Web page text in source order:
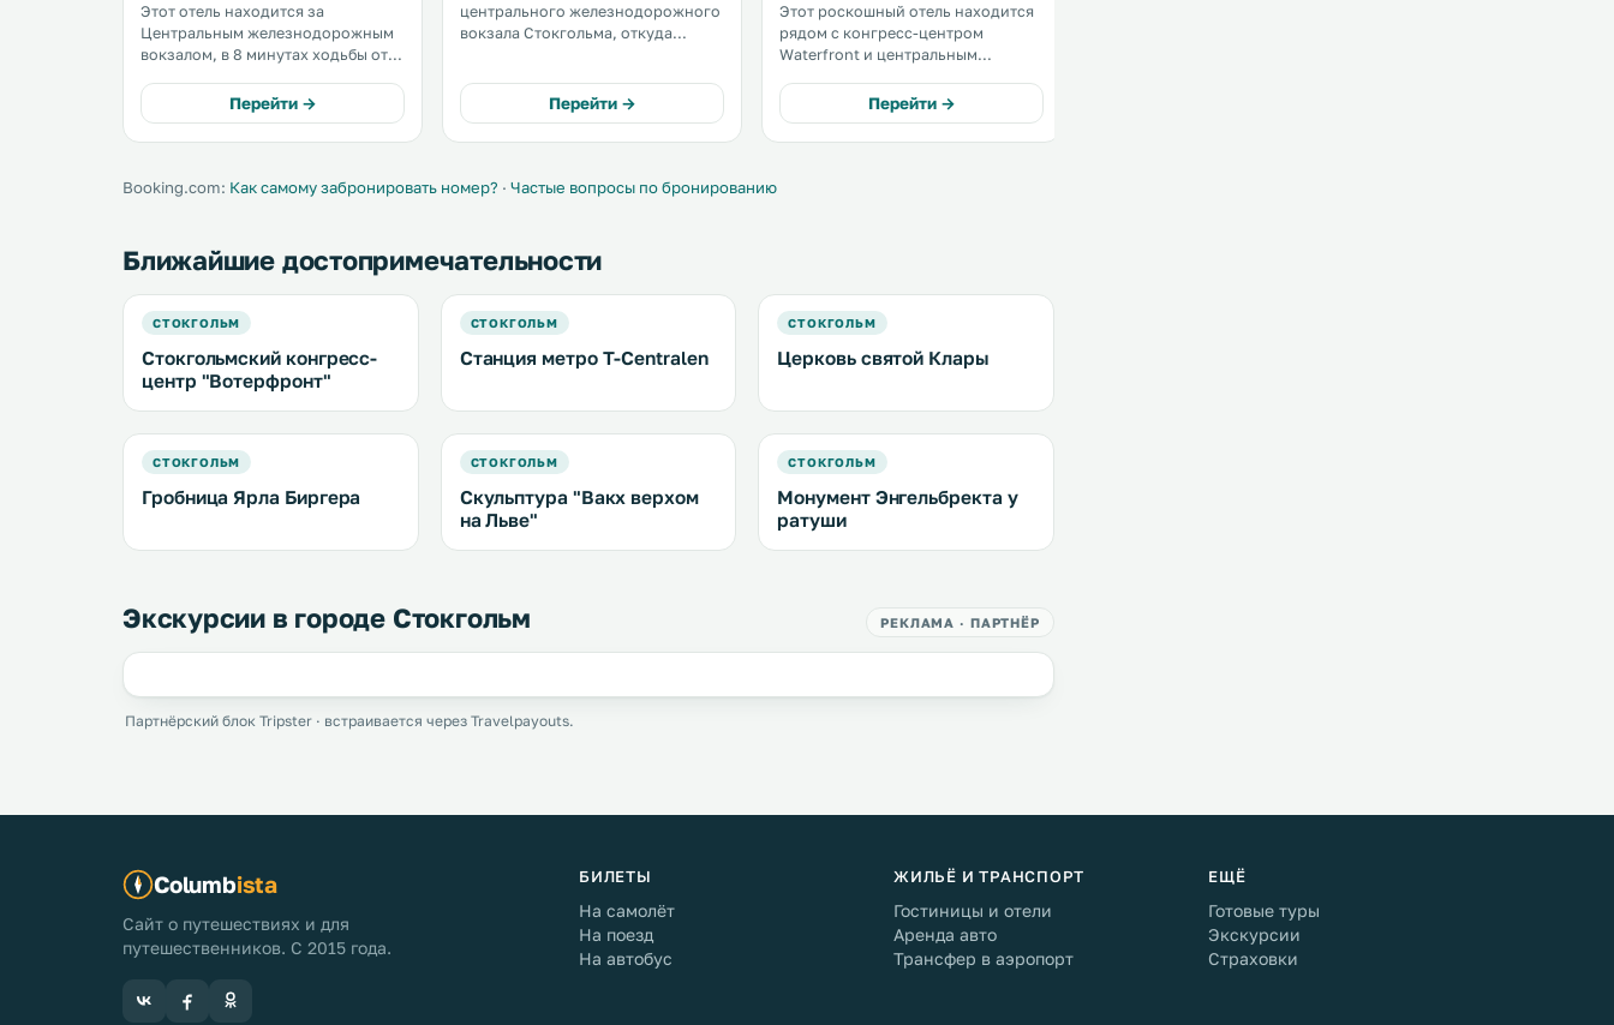
Этот отель находится за
Центральным железнодорожным
вокзалом, в 8 минутах ходьбы от
могут бесплатно посещать
тренажерный зал, бассейн,
гидромассажную ванну и сауну. .
Перейти →
центрального железнодорожного
вокзала Стокгольма, откуда
К услугам гостей бесплатный Wi-
Fi. До торговой улицы
Дроттниггатан и площади
Перейти →
Этот роскошный отель находится
рядом с конгресс-центром
Waterfront и центральным
Стокгольме. Гостей отеля ждет
бесплатный Wi-Fi и тренажерный
зал, изысканная кухня и
Перейти →
Booking.com: Как самому забронировать номер? · Частые вопросы по бронированию
Ближайшие достопримечательности
СТОКГОЛЬМ
Стокгольмский конгресс-
центр "Вотерфронт"
СТОКГОЛЬМ
Станция метро T-Centralen
СТОКГОЛЬМ
Церковь святой Клары
СТОКГОЛЬМ
Гробница Ярла Биргера
СТОКГОЛЬМ
Скульптура "Вакх верхом
на Льве"
СТОКГОЛЬМ
Монумент Энгельбректа у
ратуши
Экскурсии в городе Стокгольм РЕКЛАМА · ПАРТНЁР
Партнёрский блок Tripster · встраивается через Travelpayouts.
Columbista
Сайт о путешествиях и для
путешественников. С 2015 года.
БИЛЕТЫ
На самолёт
На поезд
На автобус
ЖИЛЬЁ И ТРАНСПОРТ
Гостиницы и отели
Аренда авто
Трансфер в аэропорт
ЕЩЁ
Готовые туры
Экскурсии
Страховки